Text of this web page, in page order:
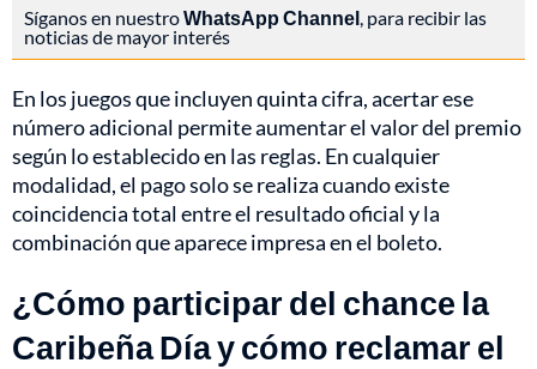
Síganos en nuestroWhatsApp Channel, para recibir las
noticias de mayor interés
En los juegos que incluyen quinta cifra, acertar ese
número adicional permite aumentar el valor del premio
según lo establecido en las reglas. En cualquier
modalidad, el pago solo se realiza cuando existe
coincidencia total entre el resultado oficial y la
combinación que aparece impresa en el boleto.
¿Cómo participar del chance la
Caribeña Día y cómo reclamar el